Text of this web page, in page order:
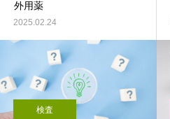
外用薬
2025.02.24
検査